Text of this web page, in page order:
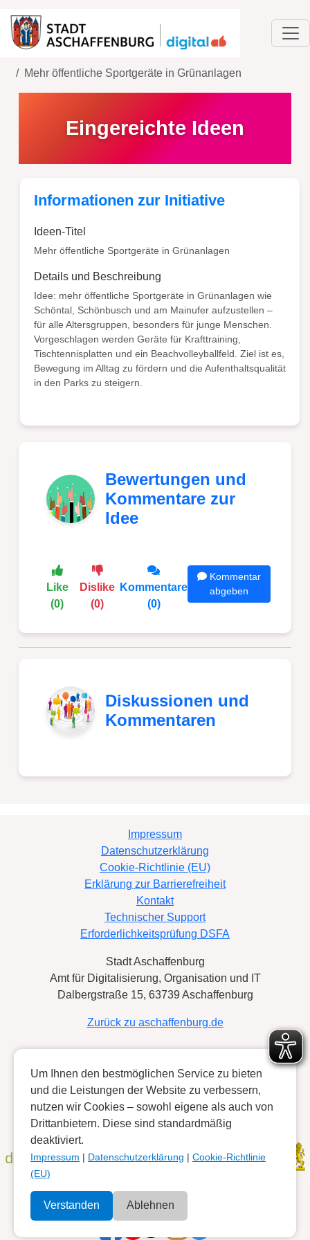
Mehr öffentliche Sportgeräte in Grünanlagen
Eingereichte Ideen
Informationen zur Initiative
Ideen-Titel
Mehr öffentliche Sportgeräte in Grünanlagen
Details und Beschreibung
Idee: mehr öffentliche Sportgeräte in Grünanlagen wie
Schöntal, Schönbusch und am Mainufer aufzustellen –
für alle Altersgruppen, besonders für junge Menschen.
Vorgeschlagen werden Geräte für Krafttraining,
Tischtennisplatten und ein Beachvolleyballfeld. Ziel ist es,
Bewegung im Alltag zu fördern und die Aufenthaltsqualität
in den Parks zu steigern.
Bewertungen und
Kommentare zur
Idee
Like
(0)
Dislike
(0)
Kommentare
(0)
Kommentar
abgeben
Diskussionen und
Kommentaren
Impressum
Datenschutzerklärung
Cookie-Richtlinie (EU)
Erklärung zur Barrierefreiheit
Kontakt
Technischer Support
Erforderlichkeitsprüfung DSFA
Stadt Aschaffenburg
Amt für Digitalisierung, Organisation und IT
Dalbergstraße 15, 63739 Aschaffenburg
Zurück zu aschaffenburg.de
Kooperationspartner:
Gefördert durch:
Um Ihnen den bestmöglichen Service zu bieten
und die Leistungen der Website zu verbessern,
nutzen wir Cookies – sowohl eigene als auch von
Drittanbietern. Diese sind standardmäßig
deaktiviert.
Impressum | Datenschutzerklärung | Cookie-Richtlinie
(EU)
Verstanden Ablehnen